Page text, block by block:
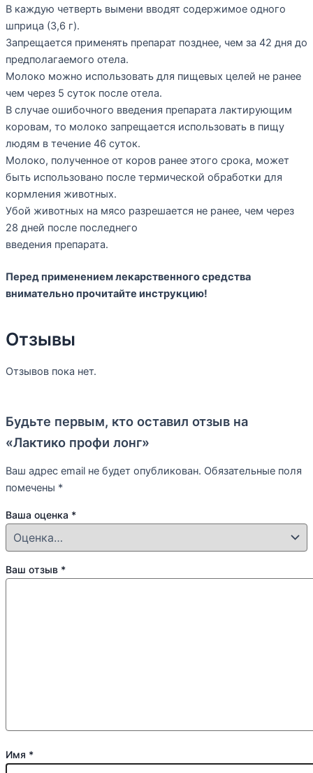
В каждую четверть вымени вводят содержимое одного
шприца (3,6 г).
Запрещается применять препарат позднее, чем за 42 дня до
предполагаемого отела.
Молоко можно использовать для пищевых целей не ранее
чем через 5 суток после отела.
В случае ошибочного введения препарата лактирующим
коровам, то молоко запрещается использовать в пищу
людям в течение 46 суток.
Молоко, полученное от коров ранее этого срока, может
быть использовано после термической обработки для
кормления животных.
Убой животных на мясо разрешается не ранее, чем через
28 дней после последнего
введения препарата.
Перед применением лекарственного средства
внимательно прочитайте инструкцию!
Отзывы
Отзывов пока нет.
Будьте первым, кто оставил отзыв на
«Лактико профи лонг»
Ваш адрес email не будет опубликован. Обязательные поля
помечены *
Ваша оценка *
Ваш отзыв *
Имя *